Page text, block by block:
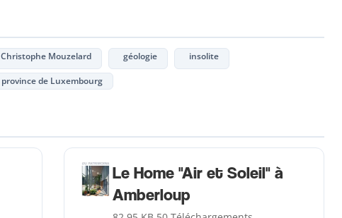
Christophe Mouzelard géologie insolite
province de Luxembourg
Le Home "Air et Soleil" à
Amberloup